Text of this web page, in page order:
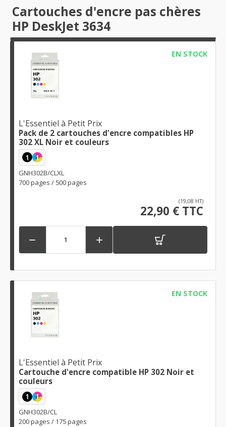
Cartouches d'encre pas chères
HP DeskJet 3634
EN STOCK
L'Essentiel à Petit Prix
Pack de 2 cartouches d'encre compatibles HP
302 XL Noir et couleurs
1 1
GNH302B/CLXL
700 pages / 500 pages
(19,08 HT)
22,90 € TTC
 
EN STOCK
L'Essentiel à Petit Prix
Cartouche d'encre compatible HP 302 Noir et
couleurs
1 1
GNH302B/CL
200 pages / 175 pages